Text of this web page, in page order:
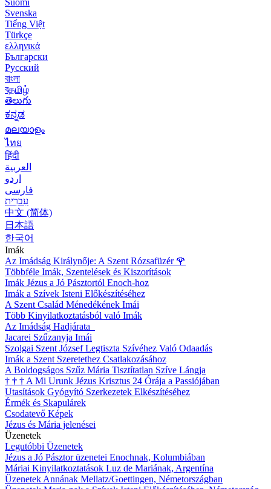
Svenska
Tiếng Việt
Türkçe
ελληνικά
Български
Русский
বাংলা
বதமிழ்
తెలుగు
ಕನ್ನಡ
മലയാളം
ไทย
हिंदी
العربية
اردو
فارسی
עִברִית
中文 (简体)
日本語
한국어
Imák
Az Imádság Királynője: A Szent Rózsafüzér 🌹
Többféle Imák, Szentelések és Kiszorítások
Imák Jézus a Jó Pásztortól Enoch-hoz
Imák a Szívek Isteni Előkészítéséhez
A Szent Család Ménedékének Imái
Több Kinyilatkoztatásból való Imák
Az Imádság Hadjárata
Jacarei Szűzanyja Imái
Szolgai Szent József Legtiszta Szívéhez Való Odaadás
Imák a Szent Szeretethez Csatlakozásához
A Boldogságos Szűz Mária Tisztítatlan Szíve Lángja
† † † A Mi Urunk Jézus Krisztus 24 Órája a Passiójában
Utasítások Gyógyító Szerkezetek Elkészítéséhez
Érmék és Skapulárek
Csodatevő Képek
Jézus és Mária jelenései
Üzenetek
Legutóbbi Üzenetek
Jézus a Jó Pásztor üzenetei Enochnak, Kolumbiában
Máriai Kinyilatkoztatások Luz de Mariának, Argentína
Üzenetek Annának Mellatz/Goettingen, Németországban